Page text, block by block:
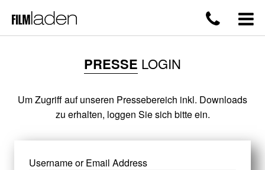
PRESSE LOGIN
Um Zugriff auf unseren Pressebereich inkl. Downloads
zu erhalten, loggen Sie sich bitte ein.
Username or Email Address